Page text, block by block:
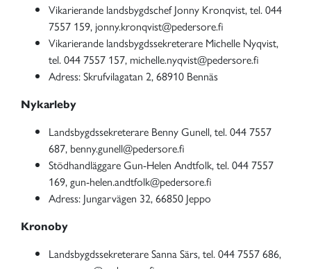
Vikarierande landsbygdschef Jonny Kronqvist, tel. 044
7557 159, jonny.kronqvist@pedersore.fi
Vikarierande landsbygdssekreterare Michelle Nyqvist,
tel. 044 7557 157, michelle.nyqvist@pedersore.fi
Adress: Skrufvilagatan 2, 68910 Bennäs
Nykarleby
Landsbygdssekreterare Benny Gunell, tel. 044 7557
687, benny.gunell@pedersore.fi
Stödhandläggare Gun-Helen Andtfolk, tel. 044 7557
169, gun-helen.andtfolk@pedersore.fi
Adress: Jungarvägen 32, 66850 Jeppo
Kronoby
Landsbygdssekreterare Sanna Särs, tel. 044 7557 686,